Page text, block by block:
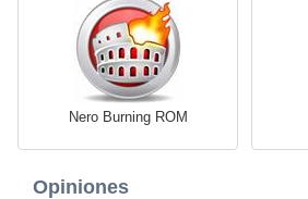
Nero Burning ROM
Opiniones